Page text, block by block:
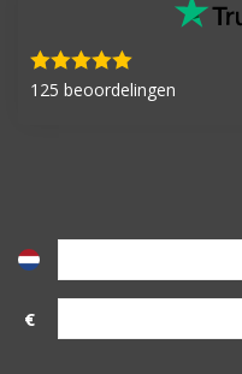
125 beoordelingen
€